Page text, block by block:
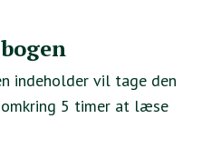
indeholder vil tage den
5 timer at læse